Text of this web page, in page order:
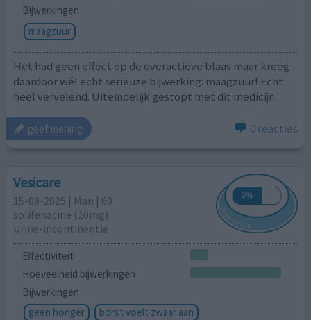
Bijwerkingen
maagzuur
Het had geen effect op de overactieve blaas maar kreeg
daardoor wél echt serieuze bijwerking: maagzuur! Echt
heel vervelend. Uiteindelijk gestopt met dit medicijn
geef mening 0 reacties
Vesicare
15-09-2025 | Man | 60
solifenacine (10mg)
Urine-incontinentie
Effectiviteit
Hoeveelheid bijwerkingen
Bijwerkingen
geen honger
borst voelt zwaar aan